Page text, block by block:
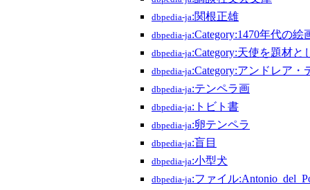
dbpedia-ja:関根正雄
dbpedia-ja:Category:1470年代の絵
dbpedia-ja:Category:天使を題材と
dbpedia-ja:Category:アンドレア
dbpedia-ja:テンペラ画
dbpedia-ja:トビト書
dbpedia-ja:卵テンペラ
dbpedia-ja:盲目
dbpedia-ja:小型犬
dbpedia-ja:ファイル